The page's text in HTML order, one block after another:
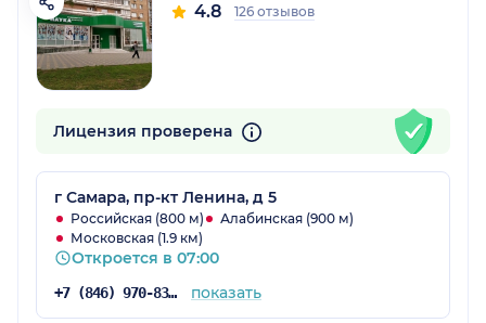
4.8 126 отзывов
Лицензия проверена
г Самара, пр-кт Ленина, д 5
Российская (800 м)
Алабинская (900 м)
Московская (1.9 км)
Откроется в 07:00
+7 (846) 970-83-08 показать